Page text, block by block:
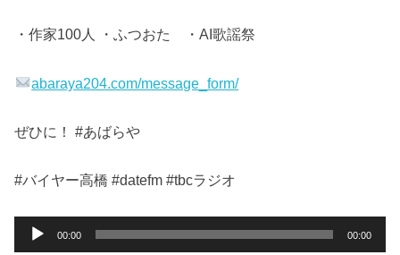
・作家100人 ・ふつおた ・AI歌謡祭
abaraya204.com/message_form/
ぜひに！ #あばらや
#バイヤー高橋 #datefm #tbcラジオ
00:00 00:00